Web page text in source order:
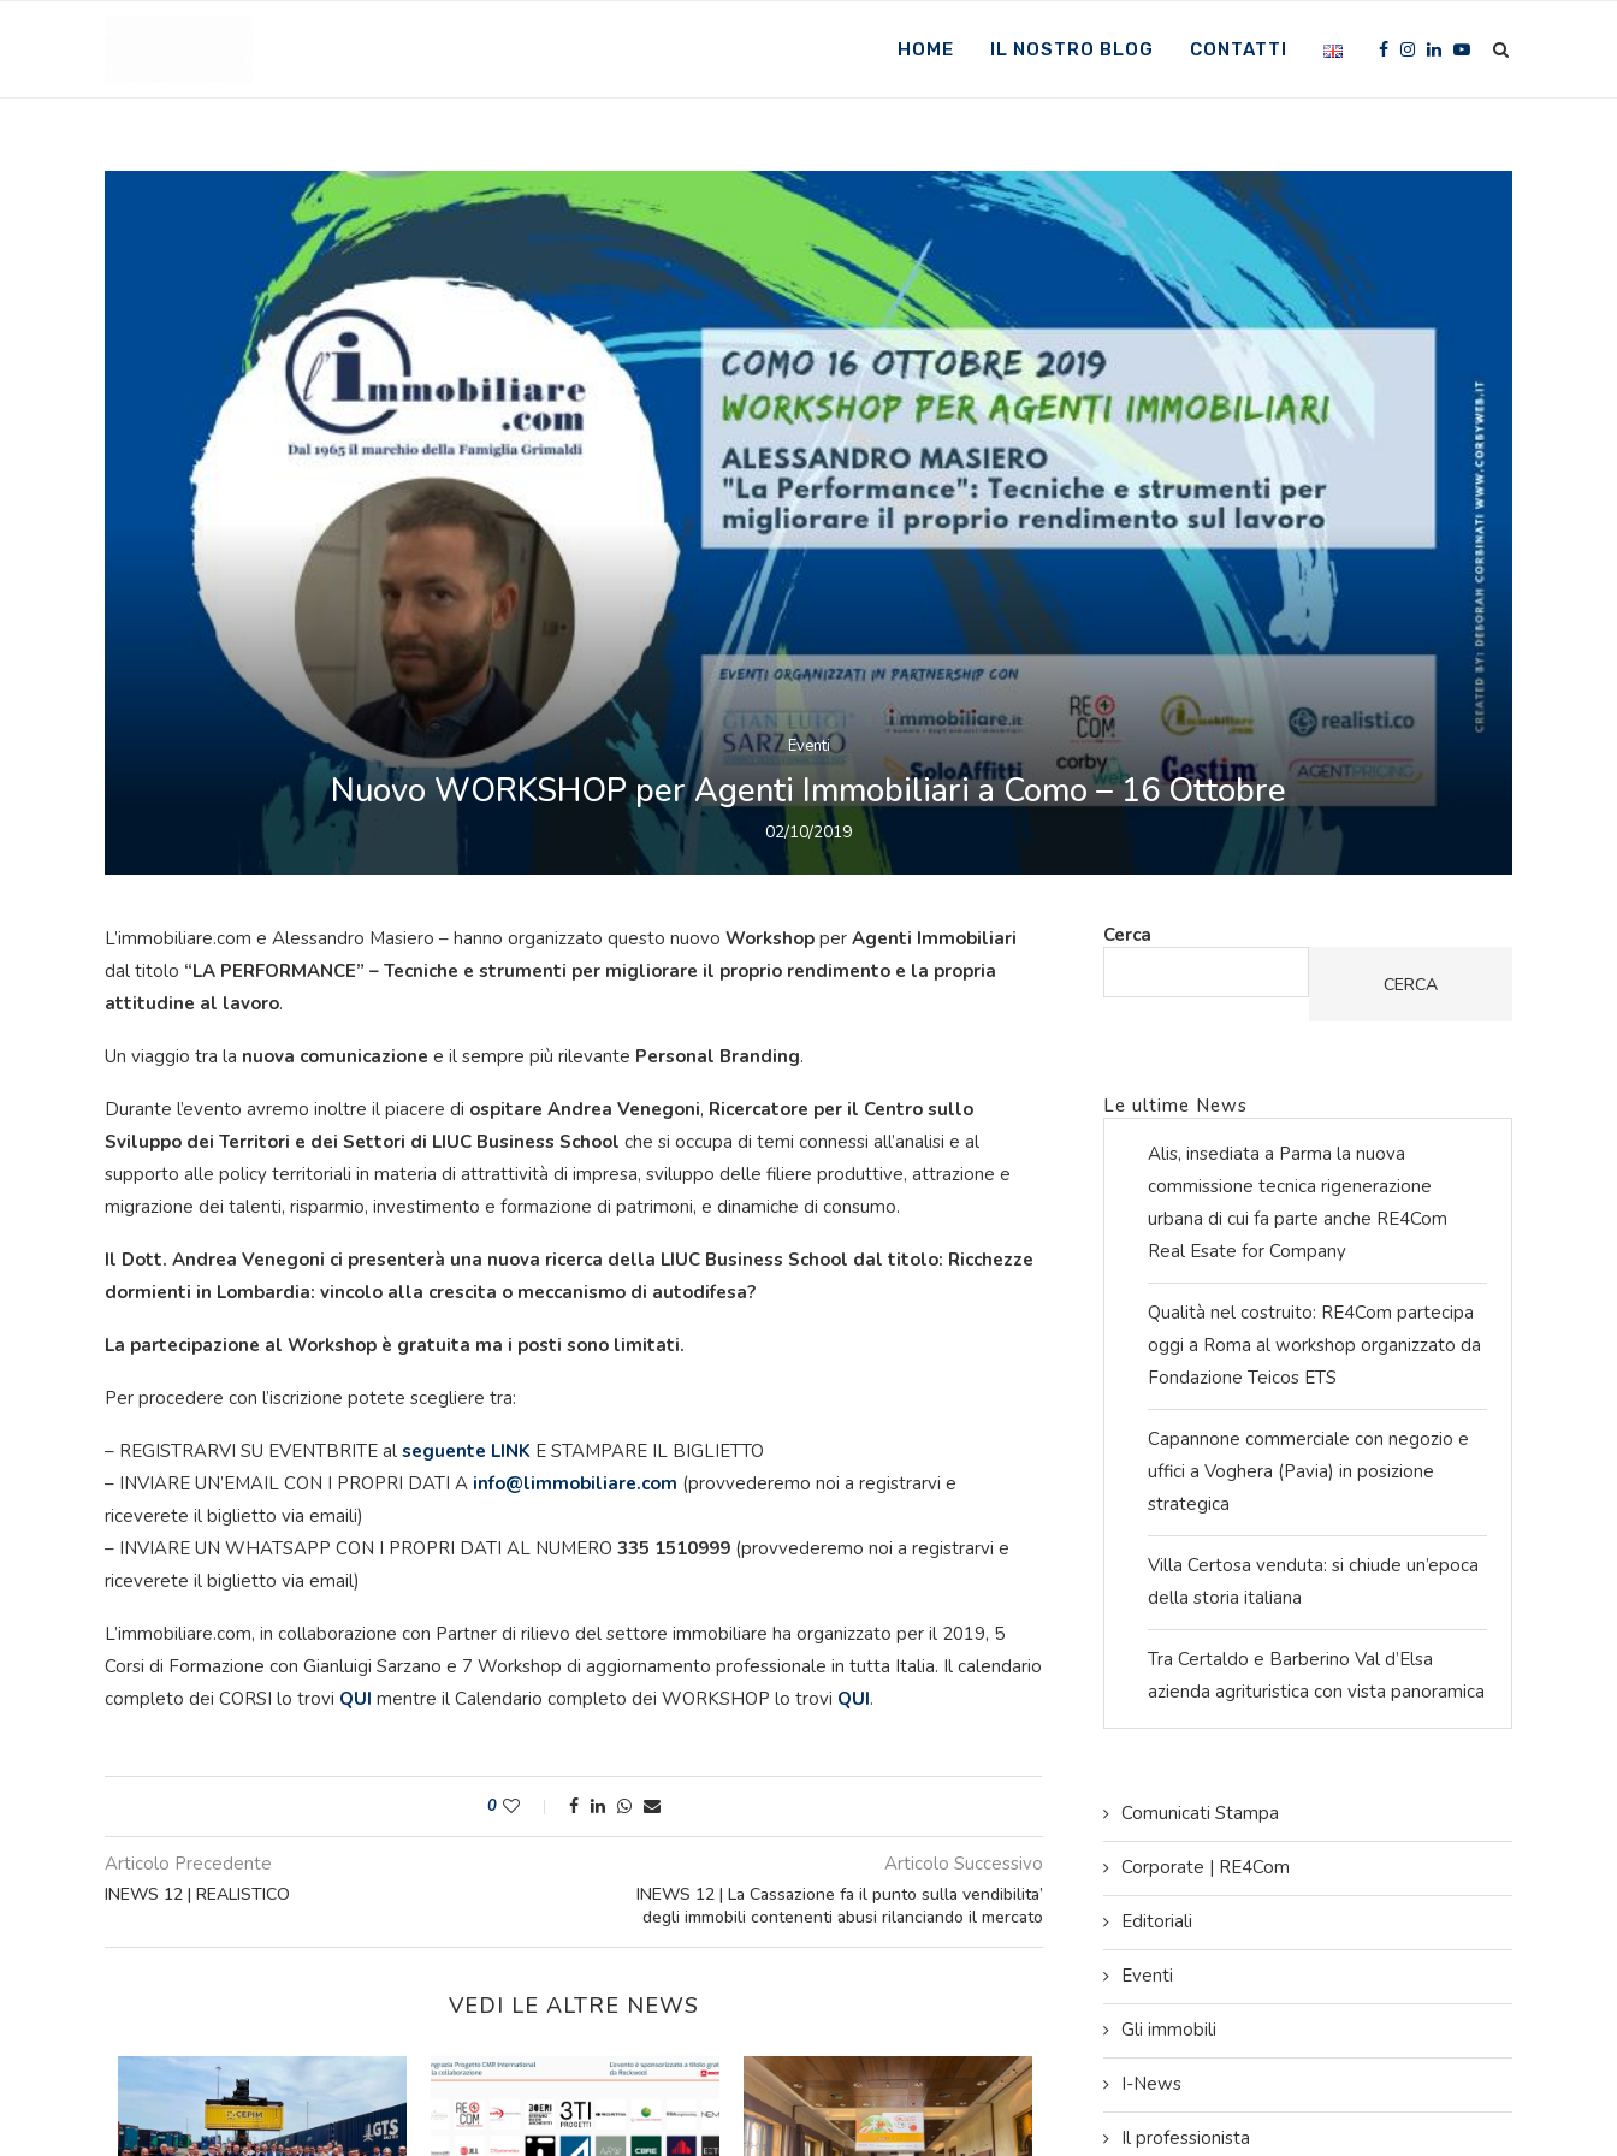
HOME IL NOSTRO BLOG CONTATTI
Eventi
Nuovo WORKSHOP per Agenti Immobiliari a Como – 16 Ottobre
02/10/2019
L’immobiliare.com e Alessandro Masiero – hanno organizzato questo nuovo Workshop per Agenti Immobiliari
dal titolo “LA PERFORMANCE” – Tecniche e strumenti per migliorare il proprio rendimento e la propria
attitudine al lavoro.
Un viaggio tra la nuova comunicazione e il sempre più rilevante Personal Branding.
Durante l’evento avremo inoltre il piacere di ospitare Andrea Venegoni, Ricercatore per il Centro sullo
Sviluppo dei Territori e dei Settori di LIUC Business School che si occupa di temi connessi all’analisi e al
supporto alle policy territoriali in materia di attrattività di impresa, sviluppo delle filiere produttive, attrazione e
migrazione dei talenti, risparmio, investimento e formazione di patrimoni, e dinamiche di consumo.
Il Dott. Andrea Venegoni ci presenterà una nuova ricerca della LIUC Business School dal titolo: Ricchezze
dormienti in Lombardia: vincolo alla crescita o meccanismo di autodifesa?
La partecipazione al Workshop è gratuita ma i posti sono limitati.
Per procedere con l’iscrizione potete scegliere tra:
– REGISTRARVI SU EVENTBRITE al seguente LINK E STAMPARE IL BIGLIETTO
– INVIARE UN’EMAIL CON I PROPRI DATI A info@limmobiliare.com (provvederemo noi a registrarvi e
riceverete il biglietto via emaili)
– INVIARE UN WHATSAPP CON I PROPRI DATI AL NUMERO 335 1510999 (provvederemo noi a registrarvi e
riceverete il biglietto via email)
L’immobiliare.com, in collaborazione con Partner di rilievo del settore immobiliare ha organizzato per il 2019, 5
Corsi di Formazione con Gianluigi Sarzano e 7 Workshop di aggiornamento professionale in tutta Italia. Il calendario
completo dei CORSI lo trovi QUI mentre il Calendario completo dei WORKSHOP lo trovi QUI.
0
Articolo Precedente
INEWS 12 | REALISTICO
Articolo Successivo
INEWS 12 | La Cassazione fa il punto sulla vendibilita’
degli immobili contenenti abusi rilanciando il mercato
VEDI LE ALTRE NEWS
Cerca
CERCA
Le ultime News
Alis, insediata a Parma la nuova
commissione tecnica rigenerazione
urbana di cui fa parte anche RE4Com
Real Esate for Company
Qualità nel costruito: RE4Com partecipa
oggi a Roma al workshop organizzato da
Fondazione Teicos ETS
Capannone commerciale con negozio e
uffici a Voghera (Pavia) in posizione
strategica
Villa Certosa venduta: si chiude un’epoca
della storia italiana
Tra Certaldo e Barberino Val d’Elsa
azienda agrituristica con vista panoramica
Comunicati Stampa
Corporate | RE4Com
Editoriali
Eventi
Gli immobili
I-News
Il professionista